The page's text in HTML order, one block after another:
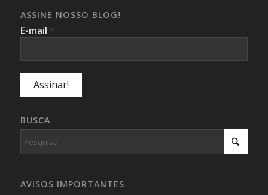
ASSINE NOSSO BLOG!
E-mail *
BUSCA
AVISOS IMPORTANTES